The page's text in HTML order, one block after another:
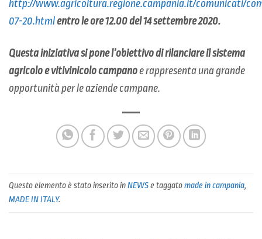
http://www.agricoltura.regione.campania.it/comunicati/
07-20.htmlentro le ore 12.00 del 14 settembre 2020.
Questa iniziativa si pone l’obiettivo di rilanciare il sistema
agricolo e vitivinicolo campanoe rappresenta una grande
opportunità per le aziende campane.
Questo elemento è stato inserito inNEWSe taggatomade in campania,
MADE IN ITALY.